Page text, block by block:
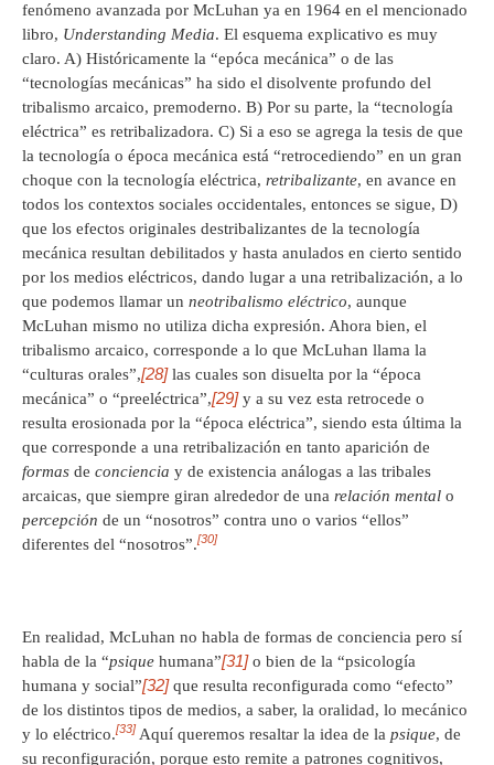
fenómeno avanzada por McLuhan ya en 1964 en el mencionado
libro, Understanding Media. El esquema explicativo es muy
claro. A) Históricamente la “epóca mecánica” o de las
“tecnologías mecánicas” ha sido el disolvente profundo del
tribalismo arcaico, premoderno. B) Por su parte, la “tecnología
eléctrica” es retribalizadora. C) Si a eso se agrega la tesis de que
la tecnología o época mecánica está “retrocediendo” en un gran
choque con la tecnología eléctrica, retribalizante, en avance en
todos los contextos sociales occidentales, entonces se sigue, D)
que los efectos originales destribalizantes de la tecnología
mecánica resultan debilitados y hasta anulados en cierto sentido
por los medios eléctricos, dando lugar a una retribalización, a lo
que podemos llamar un neotribalismo eléctrico, aunque
McLuhan mismo no utiliza dicha expresión. Ahora bien, el
tribalismo arcaico, corresponde a lo que McLuhan llama la
“culturas orales”,[28]las cuales son disuelta por la “época
mecánica” o “preeléctrica”,[29]y a su vez esta retrocede o
resulta erosionada por la “época eléctrica”, siendo esta última la
que corresponde a una retribalización en tanto aparición de
formas de conciencia y de existencia análogas a las tribales
arcaicas, que siempre giran alrededor de una relación mental o
percepción de un “nosotros” contra uno o varios “ellos”
diferentes del “nosotros”.[30]
En realidad, McLuhan no habla de formas de conciencia pero sí
habla de la “psique humana”[31]o bien de la “psicología
humana y social”[32]que resulta reconfigurada como “efecto”
de los distintos tipos de medios, a saber, la oralidad, lo mecánico
y lo eléctrico.[33] Aquí queremos resaltar la idea de la psique, de
su reconfiguración, porque esto remite a patrones cognitivos,